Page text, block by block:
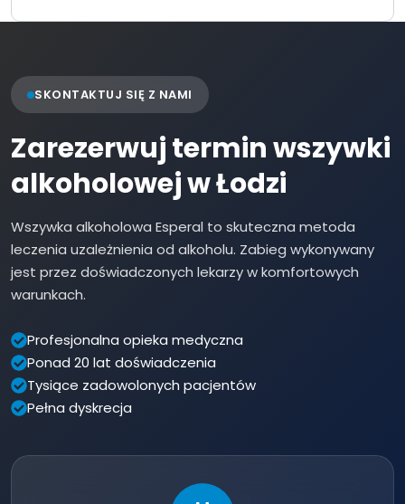
SKONTAKTUJ SIĘ Z NAMI
Zarezerwuj termin wszywki
alkoholowej w Łodzi
Wszywka alkoholowa Esperal to skuteczna metoda
leczenia uzależnienia od alkoholu. Zabieg wykonywany
jest przez doświadczonych lekarzy w komfortowych
warunkach.
Profesjonalna opieka medyczna
Ponad 20 lat doświadczenia
Tysiące zadowolonych pacjentów
Pełna dyskrecja